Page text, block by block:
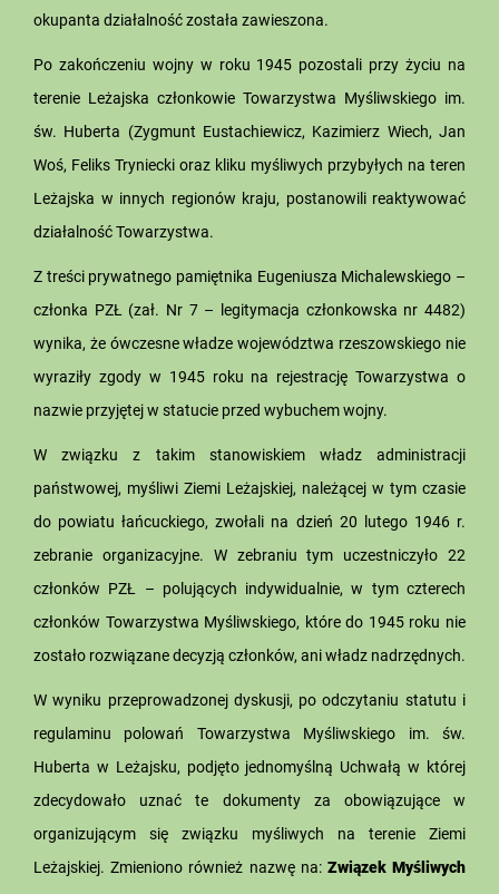
okupanta działalność została zawieszona.
Po zakończeniu wojny w roku 1945 pozostali przy życiu na
terenie Leżajska członkowie Towarzystwa Myśliwskiego im.
św. Huberta (Zygmunt Eustachiewicz, Kazimierz Wiech, Jan
Woś, Feliks Tryniecki oraz kliku myśliwych przybyłych na teren
Leżajska w innych regionów kraju, postanowili reaktywować
działalność Towarzystwa.
Z treści prywatnego pamiętnika Eugeniusza Michalewskiego –
członka PZŁ (zał. Nr 7 – legitymacja członkowska nr 4482)
wynika, że ówczesne władze województwa rzeszowskiego nie
wyraziły zgody w 1945 roku na rejestrację Towarzystwa o
nazwie przyjętej w statucie przed wybuchem wojny.
W związku z takim stanowiskiem władz administracji
państwowej, myśliwi Ziemi Leżajskiej, należącej w tym czasie
do powiatu łańcuckiego, zwołali na dzień 20 lutego 1946 r.
zebranie organizacyjne. W zebraniu tym uczestniczyło 22
członków PZŁ – polujących indywidualnie, w tym czterech
członków Towarzystwa Myśliwskiego, które do 1945 roku nie
zostało rozwiązane decyzją członków, ani władz nadrzędnych.
W wyniku przeprowadzonej dyskusji, po odczytaniu statutu i
regulaminu polowań Towarzystwa Myśliwskiego im. św.
Huberta w Leżajsku, podjęto jednomyślną Uchwałą w której
zdecydowało uznać te dokumenty za obowiązujące w
organizującym się związku myśliwych na terenie Ziemi
Leżajskiej. Zmieniono również nazwę na: Związek Myśliwych